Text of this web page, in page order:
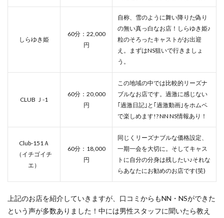
しらゆき姫
60分：22,000
円
自称、雪のように舞い降りた偽り
の無い真っ白なお店！しらゆき姫♪
粒のそろったキャストがお出迎
え。まずはNS狙いで行きましょ
う。
CLUB Ｊ-1
60分：20,000
円
この地域の中では比較的リーズナ
ブルなお店です。過激に感じない
｢過激日記｣と｢過激動画｣をホムペ
で楽しめます!? NN NS情報あり！
Club-151Ａ
（イチゴイチ
エ）
60分：18,000
円
同じくリーズナブルな価格設定、
一期一会を大切に。そしてキャス
トに自分の分身は残したい♪それな
らあなたにお勧めのお店です(笑)
上記のお店を紹介していきますが、口コミからもNN・NSができた
という声が多数ありました！中には男性スタッフに聞いたら教え